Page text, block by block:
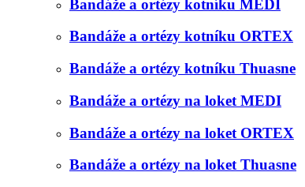
Bandáže a ortézy kotníku MEDI
Bandáže a ortézy kotníku ORTEX
Bandáže a ortézy kotníku Thuasne
Bandáže a ortézy na loket MEDI
Bandáže a ortézy na loket ORTEX
Bandáže a ortézy na loket Thuasne